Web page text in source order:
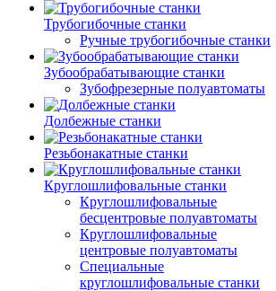
Трубогибочные станки
Ручные трубогибочные станки
Зубообрабатывающие станки
Зубофрезерные полуавтоматы
Долбежные станки
Резьбонакатные станки
Круглошлифовальные станки
Круглошлифовальные
бесцентровые полуавтоматы
Круглошлифовальные
центровые полуавтоматы
Специальные
круглошлифовальные станки